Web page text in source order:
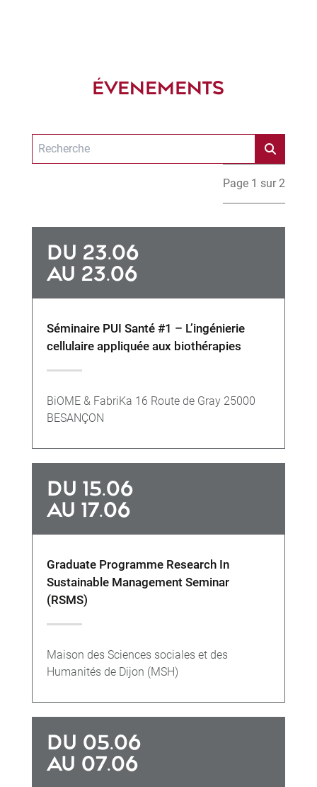
ÉVENEMENTS
Page 1 sur 2
DU 23.06
AU 23.06
Séminaire PUI Santé #1 – L’ingénierie
cellulaire appliquée aux biothérapies
BiOME & FabriKa 16 Route de Gray 25000
BESANÇON
DU 15.06
AU 17.06
Graduate Programme Research In
Sustainable Management Seminar
(RSMS)
Maison des Sciences sociales et des
Humanités de Dijon (MSH)
DU 05.06
AU 07.06